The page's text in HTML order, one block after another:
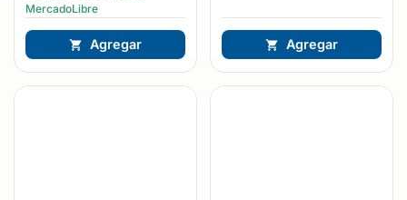
MercadoLibre
Agregar Agregar